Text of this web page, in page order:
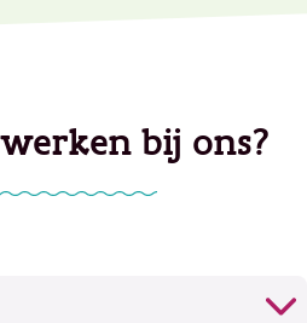
bij ons?